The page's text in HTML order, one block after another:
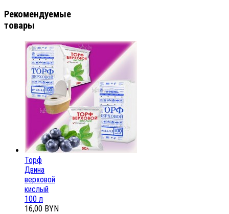
Рекомендуемые
товары
Торф
Двина
верховой
кислый
100 л
16,00 BYN